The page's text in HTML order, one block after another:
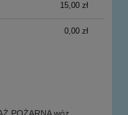
15,00 zł
0,00 zł
POŻARNA wóz